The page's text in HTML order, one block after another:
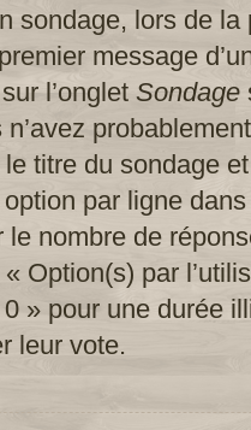
sondage, lors de la
message
l’onglet Sondage
titre du sondage
par ligne
nombre de
Option(s) par
» pour une durée
leur vote.